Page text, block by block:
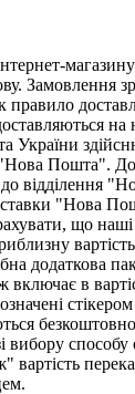
Замовлення
правило
на
України
Пошта".
відділення
"Нова
що
вартість
додаткова
в
вибору способу
вартість